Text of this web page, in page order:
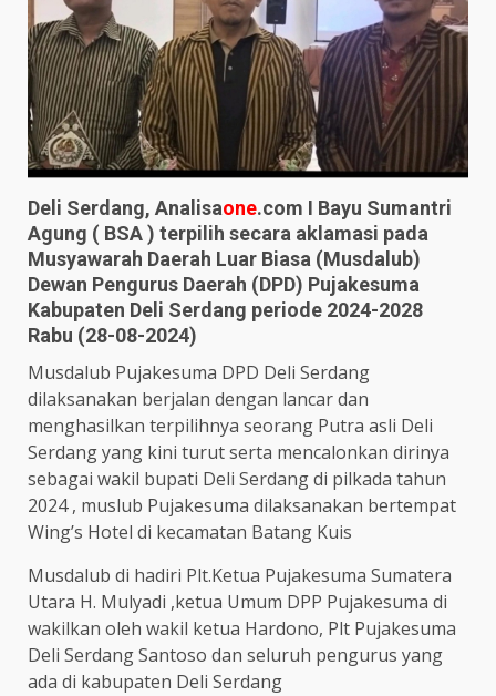
Deli Serdang, Analisaone.com I Bayu Sumantri
Agung ( BSA ) terpilih secara aklamasi pada
Musyawarah Daerah Luar Biasa (Musdalub)
Dewan Pengurus Daerah (DPD) Pujakesuma
Kabupaten Deli Serdang periode 2024-2028
Rabu (28-08-2024)
Musdalub Pujakesuma DPD Deli Serdang
dilaksanakan berjalan dengan lancar dan
menghasilkan terpilihnya seorang Putra asli Deli
Serdang yang kini turut serta mencalonkan dirinya
sebagai wakil bupati Deli Serdang di pilkada tahun
2024 , muslub Pujakesuma dilaksanakan bertempat
Wing’s Hotel di kecamatan Batang Kuis
Musdalub di hadiri Plt.Ketua Pujakesuma Sumatera
Utara H. Mulyadi ,ketua Umum DPP Pujakesuma di
wakilkan oleh wakil ketua Hardono, Plt Pujakesuma
Deli Serdang Santoso dan seluruh pengurus yang
ada di kabupaten Deli Serdang